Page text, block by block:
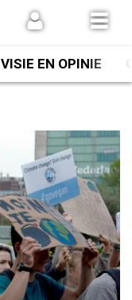
VISIE EN OPINIE